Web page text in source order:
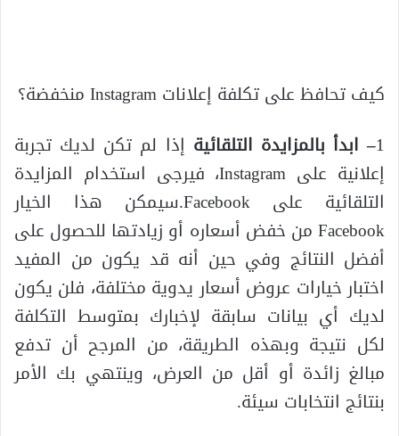
كيف تحافظ على تكلفة إعلانات Instagram منخفضة؟
1– ابدأ بالمزايدة التلقائية إذا لم تكن لديك تجربة
إعلانية على Instagram، فيرجى استخدام المزايدة
التلقائية على Facebook.سيمكن هذا الخيار
Facebook من خفض أسعاره أو زيادتها للحصول على
أفضل النتائج وفي حين أنه قد يكون من المفيد
اختبار خيارات عروض أسعار يدوية مختلفة، فلن يكون
لديك أي بيانات سابقة لإخبارك بمتوسط ​​التكلفة
لكل نتيجة وبهذه الطريقة، من المرجح أن تدفع
مبالغ زائدة أو أقل من العرض، وينتهي بك الأمر
بنتائج انتخابات سيئة.